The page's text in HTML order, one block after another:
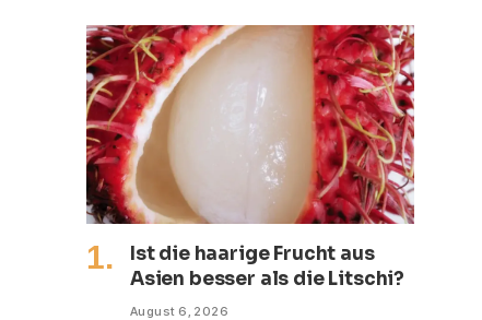
Ist die haarige Frucht aus
Asien besser als die Litschi?
August 6, 2026